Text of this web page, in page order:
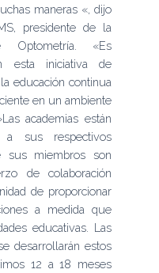
maneras «, dijo
presidente de la
Optometría. «Es
esta iniciativa de
educación continua
en un ambiente
academias están
a sus respectivos
sus miembros son
de colaboración
de proporcionar
a medida que
educativas. Las
desarrollarán estos
12 a 18 meses